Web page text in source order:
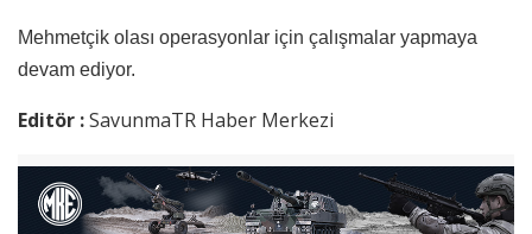
Mehmetçik olası operasyonlar için çalışmalar yapmaya
devam ediyor.
Editör :SavunmaTR Haber Merkezi